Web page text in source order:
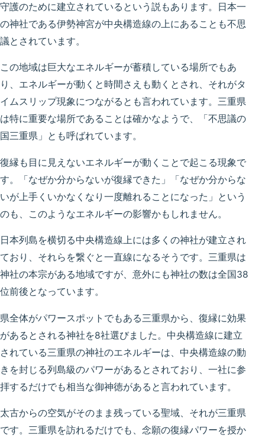
守護のために建立されているという説もあります。日本一
の神社である伊勢神宮が中央構造線の上にあることも不思
議とされています。
この地域は巨大なエネルギーが蓄積している場所でもあ
り、エネルギーが動くと時間さえも動くとされ、それがタ
イムスリップ現象につながるとも言われています。三重県
は特に重要な場所であることは確かなようで、「不思議の
国三重県」とも呼ばれています。
復縁も目に見えないエネルギーが動くことで起こる現象で
す。「なぜか分からないが復縁できた」「なぜか分からな
いが上手くいかなくなり一度離れることになった」という
のも、このようなエネルギーの影響かもしれません。
日本列島を横切る中央構造線上には多くの神社が建立され
ており、それらを繋ぐと一直線になるそうです。三重県は
神社の本宗がある地域ですが、意外にも神社の数は全国38
位前後となっています。
県全体がパワースポットでもある三重県から、復縁に効果
があるとされる神社を8社選びました。中央構造線に建立
されている三重県の神社のエネルギーは、中央構造線の動
きを封じる列島級のパワーがあるとされており、一社に参
拝するだけでも相当な御神徳があると言われています。
太古からの空気がそのまま残っている聖域、それが三重県
です。三重県を訪れるだけでも、念願の復縁パワーを授か